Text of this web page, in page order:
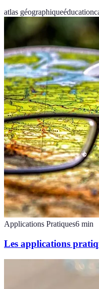
atlas géographiqueéducation
Applications Pratiques6 min
Les applications